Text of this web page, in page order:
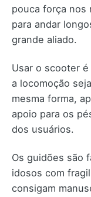
pouca força nos
para andar
grande aliado.
Usar o scooter
a locomoção
mesma forma,
apoio para os
dos usuários.
Os guidões são
idosos com
consigam